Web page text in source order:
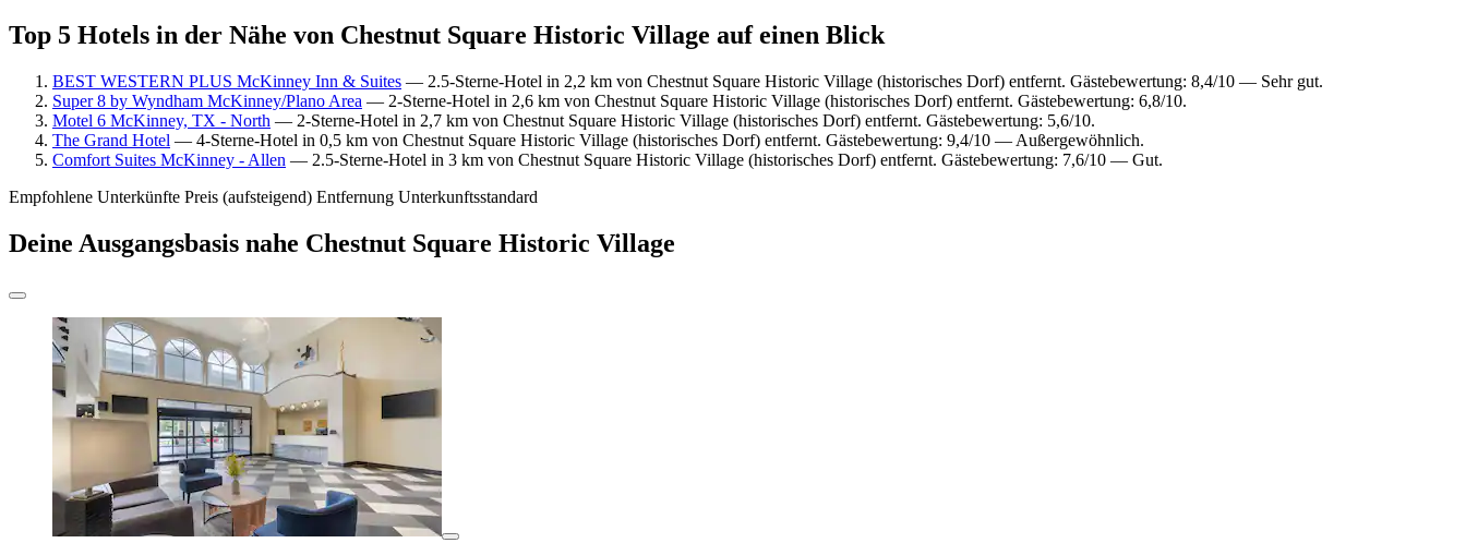
Top 5 Hotels in der Nähe von Chestnut Square Historic Village auf einen Blick
BEST WESTERN PLUS McKinney Inn & Suites — 2.5-Sterne-Hotel in 2,2 km von Chestnut Square Historic Village (historisches Dorf) entfernt. Gästebewertung: 8,4/10 — Sehr gut.
Super 8 by Wyndham McKinney/Plano Area — 2-Sterne-Hotel in 2,6 km von Chestnut Square Historic Village (historisches Dorf) entfernt. Gästebewertung: 6,8/10.
Motel 6 McKinney, TX - North — 2-Sterne-Hotel in 2,7 km von Chestnut Square Historic Village (historisches Dorf) entfernt. Gästebewertung: 5,6/10.
The Grand Hotel — 4-Sterne-Hotel in 0,5 km von Chestnut Square Historic Village (historisches Dorf) entfernt. Gästebewertung: 9,4/10 — Außergewöhnlich.
Comfort Suites McKinney - Allen — 2.5-Sterne-Hotel in 3 km von Chestnut Square Historic Village (historisches Dorf) entfernt. Gästebewertung: 7,6/10 — Gut.
Empfohlene Unterkünfte Preis (aufsteigend) Entfernung Unterkunftsstandard
Deine Ausgangsbasis nahe Chestnut Square Historic Village